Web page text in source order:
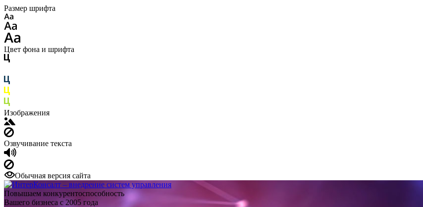
Размер шрифта
Цвет фона и шрифта
Изображения
Озвучивание текста
Обычная версия сайта
Повышаем конкурентоспособность
Вашего бизнеса с 2005 года